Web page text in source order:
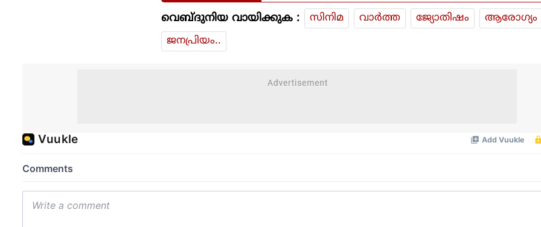
വെബ്ദുനിയ വായിക്കുക : സിനിമ വാര്‍ത്ത ജ്യോതിഷം
ആരോഗ്യം
ജനപ്രിയം..